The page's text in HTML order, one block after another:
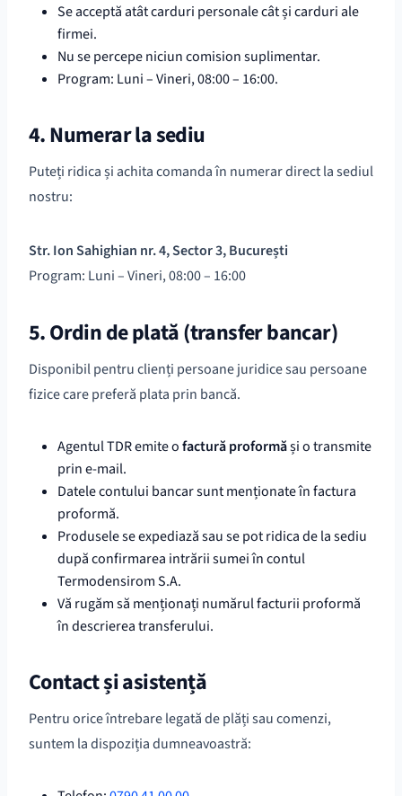
Se acceptă atât carduri personale cât și carduri ale
firmei.
Nu se percepe niciun comision suplimentar.
Program: Luni – Vineri, 08:00 – 16:00.
4. Numerar la sediu
Puteți ridica și achita comanda în numerar direct la sediul
nostru:
Str. Ion Sahighian nr. 4, Sector 3, București
Program: Luni – Vineri, 08:00 – 16:00
5. Ordin de plată (transfer bancar)
Disponibil pentru clienți persoane juridice sau persoane
fizice care preferă plata prin bancă.
Agentul TDR emite ofactură proformăși o transmite
prin e-mail.
Datele contului bancar sunt menționate în factura
proformă.
Produsele se expediază sau se pot ridica de la sediu
după confirmarea intrării sumei în contul
Termodensirom S.A.
Vă rugăm să menționați numărul facturii proformă
în descrierea transferului.
Contact și asistență
Pentru orice întrebare legată de plăți sau comenzi,
suntem la dispoziția dumneavoastră: